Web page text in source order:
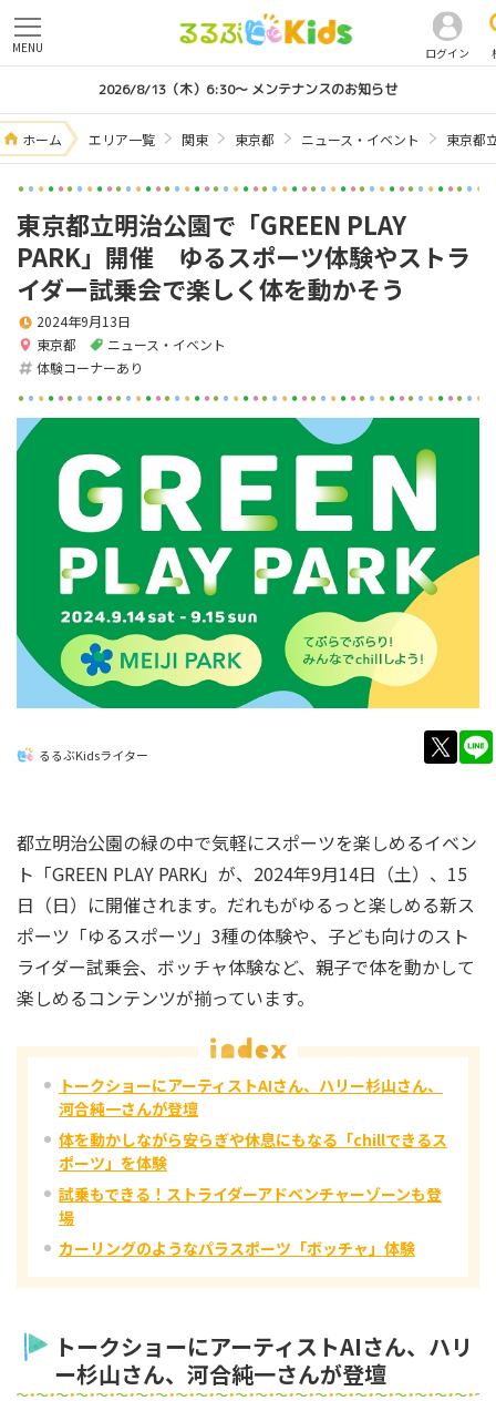
ログイン
MENU
2026/8/13（木）6:30～ メンテナンスのお知らせ
ホーム エリア一覧 関東 東京都 ニュース・イベント 東京都
東京都立明治公園で「GREEN PLAY
PARK」開催 ゆるスポーツ体験やストラ
イダー試乗会で楽しく体を動かそう
東京都 ニュース・イベント
2024年9月13日
体験コーナーあり
るるぶKidsライター
都立明治公園の緑の中で気軽にスポーツを楽しめるイベン
ト「GREEN PLAY PARK」が、2024年9月14日（土）、15
日（日）に開催されます。だれもがゆるっと楽しめる新ス
ポーツ「ゆるスポーツ」3種の体験や、子ども向けのスト
ライダー試乗会、ボッチャ体験など、親子で体を動かして
楽しめるコンテンツが揃っています。
トークショーにアーティストAIさん、ハリー杉山さん、
河合純一さんが登壇
体を動かしながら安らぎや休息にもなる「chillできるス
ポーツ」を体験
試乗もできる！ストライダーアドベンチャーゾーンも登
場
カーリングのようなパラスポーツ「ボッチャ」体験
トークショーにアーティストAIさん、ハリ
ー杉山さん、河合純一さんが登壇